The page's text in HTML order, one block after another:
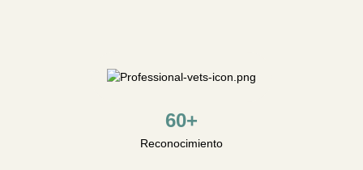
60+
Reconocimiento